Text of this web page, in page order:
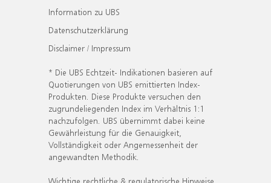
Information zu UBS
Datenschutzerklärung
Disclaimer / Impressum
* Die UBS Echtzeit- Indikationen basieren auf
Quotierungen von UBS emittierten Index-
Produkten. Diese Produkte versuchen den
zugrundeliegenden Index im Verhältnis 1:1
nachzufolgen. UBS übernimmt dabei keine
Gewährleistung für die Genauigkeit,
Vollständigkeit oder Angemessenheit der
angewandten Methodik.